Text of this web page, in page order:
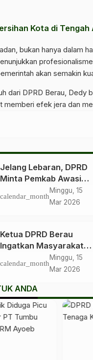
Kota di
bukan hanya dalam
akan semakin
dari DPRD Berau, Dedy
memberi efek jera dan
Jelang Lebaran, DPRD
Minta Pemkab Awasi
Distribusi LPG
Bersubsidi
calendar_month
Minggu, 15
Mar 2026
Ketua DPRD Berau
Ingatkan Masyarakat,
Waspada Peredaran
Uang Palsu Jelang
calendar_month
Minggu, 15
Mar 2026
ANDA